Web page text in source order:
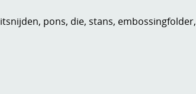
pons, die, stans, embossingfolder,